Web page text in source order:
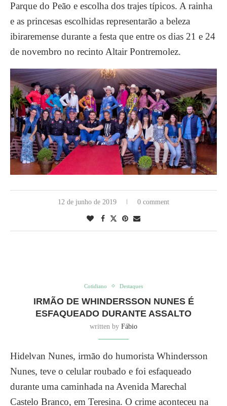
Parque do Peão e escolha dos trajes típicos. A rainha
e as princesas escolhidas representarão a beleza
ibiraremense durante a festa que entre os dias 21 e 24
de novembro no recinto Altair Pontremolez.
12 de junho de 2019 0 comment
Cotidiano Destaques
IRMÃO DE WHINDERSSON NUNES É
ESFAQUEADO DURANTE ASSALTO
written by Fábio
Hidelvan Nunes, irmão do humorista Whindersson
Nunes, teve o celular roubado e foi esfaqueado
durante uma caminhada na Avenida Marechal
Castelo Branco, em Teresina. O crime aconteceu na